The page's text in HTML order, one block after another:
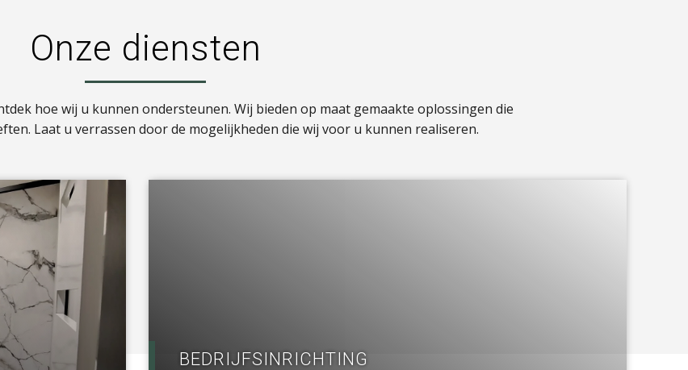
Onze diensten
hoe wij u kunnen ondersteunen. Wij bieden op maat gemaakte oplossingen die
Laat u verrassen door de mogelijkheden die wij voor u kunnen realiseren.
BEDRIJFSINRICHTING